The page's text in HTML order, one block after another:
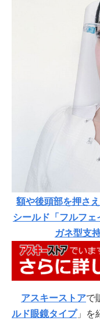
額や後頭部を押さ
シールド「フルフェ
ガネ型支
アスキーストアで
ルド眼鏡タイプ」を